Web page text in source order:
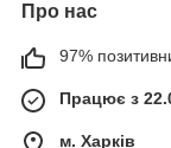
Про нас
97%
Працює з
м. Харків